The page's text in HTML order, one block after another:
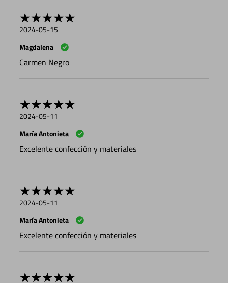
2024-05-15
Magdalena
Carmen Negro
2024-05-11
María Antonieta
Excelente confección y materiales
2024-05-11
María Antonieta
Excelente confección y materiales